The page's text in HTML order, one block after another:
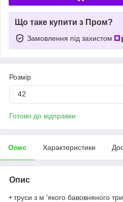
Що таке купити з Пром?
Замовлення під захистом
Розмір
42
Готово до відправки
Опис Характеристики
Опис
• труси з м 'якого бавовняного